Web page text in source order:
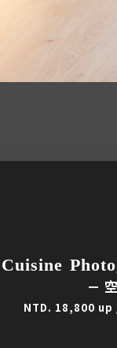
Cuisine
－
NTD. 18,800 up